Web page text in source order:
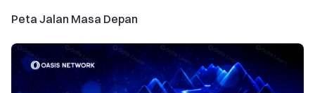
Peta Jalan Masa Depan